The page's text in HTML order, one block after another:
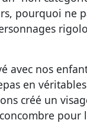
pourquoi ne
avec nos
en
créé un
pour